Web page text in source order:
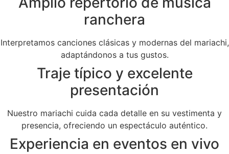
ranchera
Interpretamos canciones clásicas y modernas del mariachi,
adaptándonos a tus gustos.
Traje típico y excelente
presentación
Nuestro mariachi cuida cada detalle en su vestimenta y
presencia, ofreciendo un espectáculo auténtico.
Experiencia en eventos en vivo